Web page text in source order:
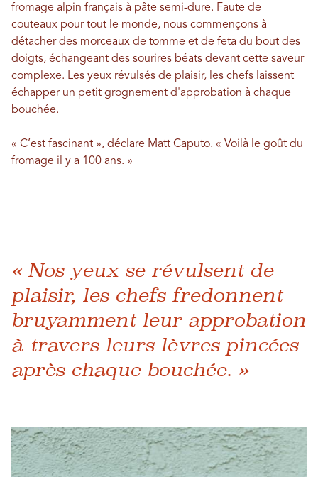
fromage alpin français à pâte semi-dure. Faute de
couteaux pour tout le monde, nous commençons à
détacher des morceaux de tomme et de feta du bout des
doigts, échangeant des sourires béats devant cette saveur
complexe. Les yeux révulsés de plaisir, les chefs laissent
échapper un petit grognement d'approbation à chaque
bouchée.
« C’est fascinant », déclare Matt Caputo. « Voilà le goût du
fromage il y a 100 ans. »
« Nos yeux se révulsent de
plaisir, les chefs fredonnent
bruyamment leur approbation
à travers leurs lèvres pincées
après chaque bouchée. »